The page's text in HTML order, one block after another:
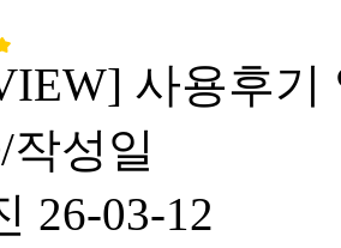
사용후기
성일
26-03-12